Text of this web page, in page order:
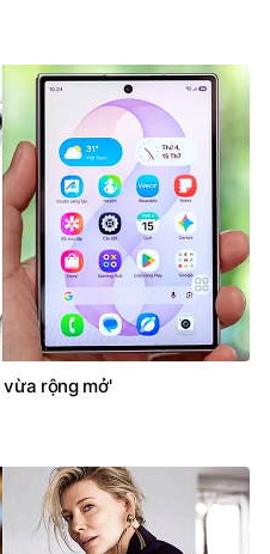
rộng mở'